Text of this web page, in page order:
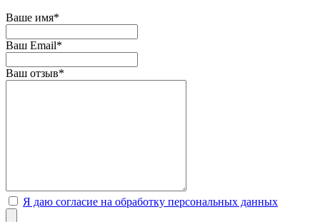
Ваше имя*
Ваш Email*
Ваш отзыв*
Я даю согласие на обработку персональных данных